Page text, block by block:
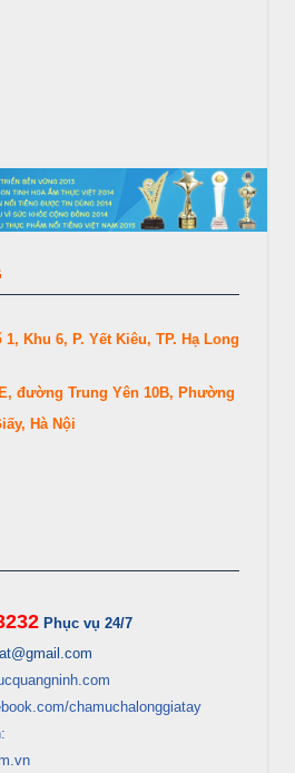
1, Khu 6, P. Yết Kiêu, TP. Hạ Long
đường Trung Yên 10B, Phường
Hà Nội
Phục vụ 24/7
chamuchalonggiatay